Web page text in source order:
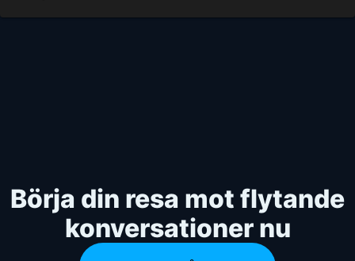
Börja din resa mot flytande
konversationer nu